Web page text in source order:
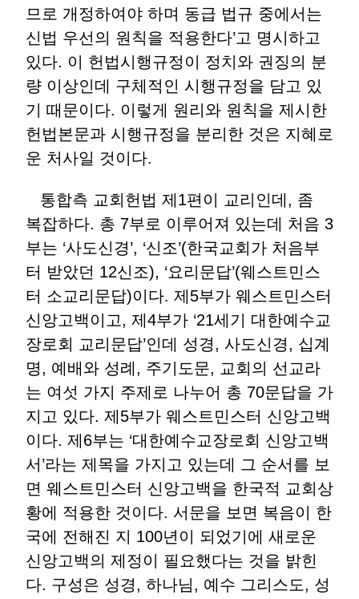
므로 개정하여야 하며 동급 법규 중에서는
신법 우선의 원칙을 적용한다’고 명시하고
있다. 이 헌법시행규정이 정치와 권징의 분
량 이상인데 구체적인 시행규정을 담고 있
기 때문이다. 이렇게 원리와 원칙을 제시한
헌법본문과 시행규정을 분리한 것은 지혜로
운 처사일 것이다.
통합측 교회헌법 제1편이 교리인데, 좀
복잡하다. 총 7부로 이루어져 있는데 처음 3
부는 ‘사도신경’, ‘신조’(한국교회가 처음부
터 받았던 12신조), ‘요리문답’(웨스트민스
터 소교리문답)이다. 제5부가 웨스트민스터
신앙고백이고, 제4부가 ‘21세기 대한예수교
장로회 교리문답’인데 성경, 사도신경, 십계
명, 예배와 성례, 주기도문, 교회의 선교라
는 여섯 가지 주제로 나누어 총 70문답을 가
지고 있다. 제5부가 웨스트민스터 신앙고백
이다. 제6부는 ‘대한예수교장로회 신앙고백
서’라는 제목을 가지고 있는데 그 순서를 보
면 웨스트민스터 신앙고백을 한국적 교회상
황에 적용한 것이다. 서문을 보면 복음이 한
국에 전해진 지 100년이 되었기에 새로운
신앙고백의 제정이 필요했다는 것을 밝힌
다. 구성은 성경, 하나님, 예수 그리스도, 성